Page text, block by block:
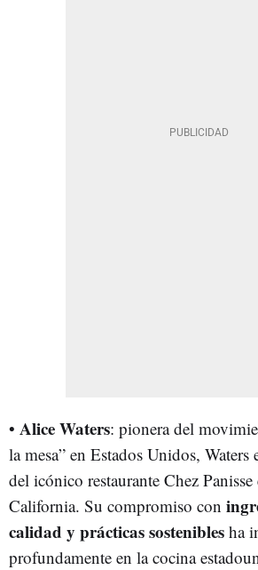
• Alice Waters: pionera del
la mesa” en Estados Unidos, Waters
del icónico restaurante Chez
California. Su compromiso con
calidad y prácticas sostenibles ha
profundamente en la cocina